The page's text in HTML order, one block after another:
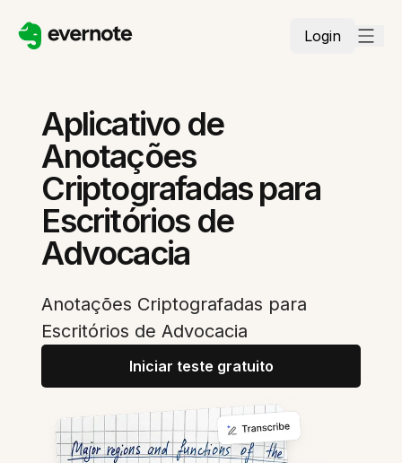
Login
Aplicativo de
Anotações
Criptografadas para
Escritórios de
Advocacia
Anotações Criptografadas para
Escritórios de Advocacia
Iniciar teste gratuito